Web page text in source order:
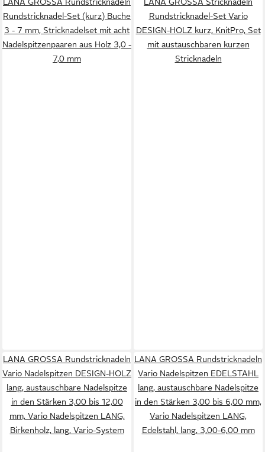
Rundstricknadel-Set (kurz) Buche
3 - 7 mm, Stricknadelset mit acht
Nadelspitzenpaaren aus Holz 3,0 -
7,0 mm
Rundstricknadel-Set Vario
DESIGN-HOLZ kurz, KnitPro, Set
mit austauschbaren kurzen
Stricknadeln
LANA GROSSA Rundstricknadeln
Vario Nadelspitzen DESIGN-HOLZ
lang, austauschbare Nadelspitze
in den Stärken 3,00 bis 12,00
mm, Vario Nadelspitzen LANG,
Birkenholz, lang, Vario-System
LANA GROSSA Rundstricknadeln
Vario Nadelspitzen EDELSTAHL
lang, austauschbare Nadelspitze
in den Stärken 3,00 bis 6,00 mm,
Vario Nadelspitzen LANG,
Edelstahl, lang, 3,00-6,00 mm